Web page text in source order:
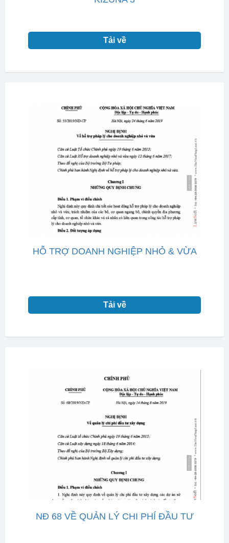
Tải về
HỖ TRỢ DOANH NGHIỆP NHỎ & VỪA
Tải về
NĐ 68 VỀ QUẢN LÝ CHI PHÍ ĐẦU TƯ